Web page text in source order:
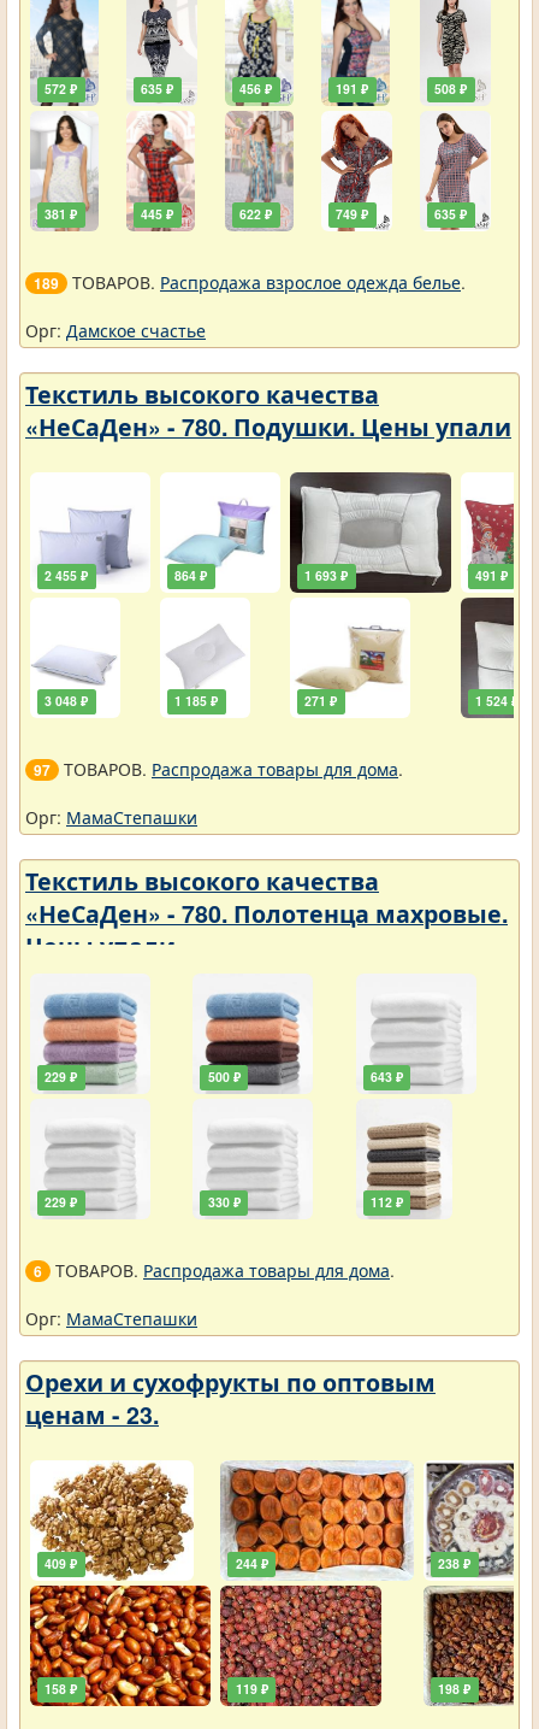
572 ₽
381 ₽
635 ₽
445 ₽
456 ₽
622 ₽
191 ₽
749 ₽
508 ₽
635 ₽
189 ТОВАРОВ. Распродажа взрослое одежда белье.
Орг: Дамское счастье
Текстиль высокого качества
«НеСаДен» - 780. Подушки. Цены упали
2 455 ₽
3 048 ₽
864 ₽
1 185 ₽
1 693 ₽
271 ₽
491 ₽
1 524 ₽
97 ТОВАРОВ. Распродажа товары для дома.
Орг: МамаСтепашки
Текстиль высокого качества
«НеСаДен» - 780. Полотенца махровые.
Цены упали
229 ₽
229 ₽
500 ₽
330 ₽
643 ₽
112 ₽
6 ТОВАРОВ. Распродажа товары для дома.
Орг: МамаСтепашки
Орехи и сухофрукты по оптовым
ценам - 23.
409 ₽
158 ₽
244 ₽
119 ₽
238 ₽
198 ₽